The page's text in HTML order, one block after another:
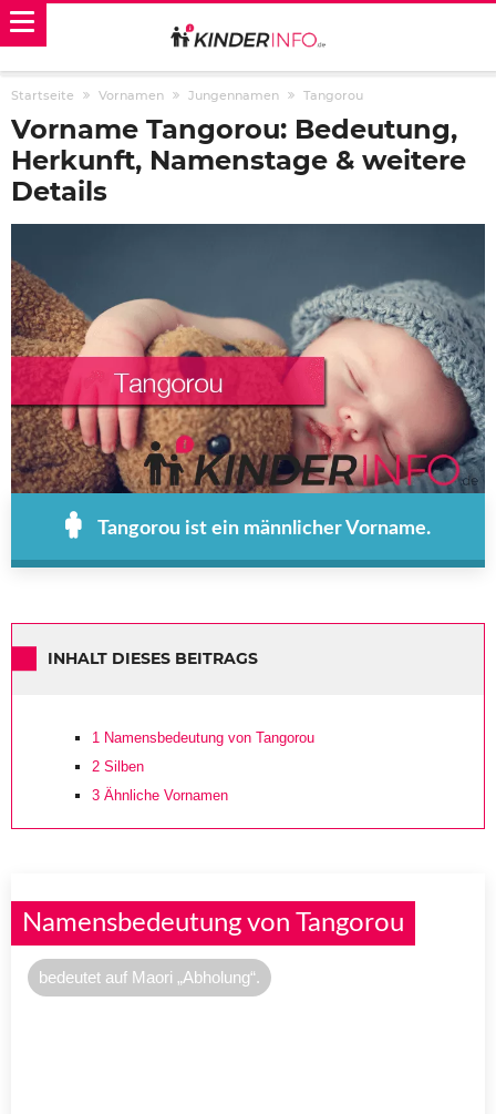
Startseite Vornamen Jungennamen Tangorou
Vorname Tangorou: Bedeutung,
Herkunft, Namenstage & weitere
Details
Tangorou ist ein männlicher Vorname.
INHALT DIESES BEITRAGS
1 Namensbedeutung von Tangorou
2 Silben
3 Ähnliche Vornamen
Namensbedeutung von Tangorou
bedeutet auf Maori „Abholung“.